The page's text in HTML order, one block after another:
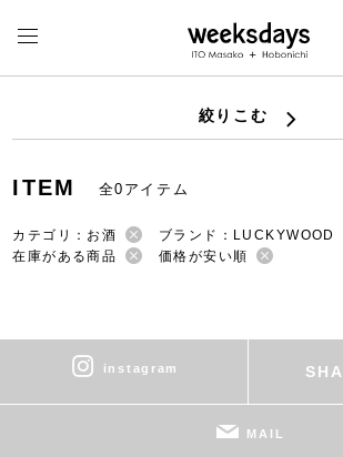
絞りこむ
ITEM 全0アイテム
カテゴリ：お酒
ブランド：LUCKYWOOD
在庫がある商品
価格が安い順
instagram
MAIL